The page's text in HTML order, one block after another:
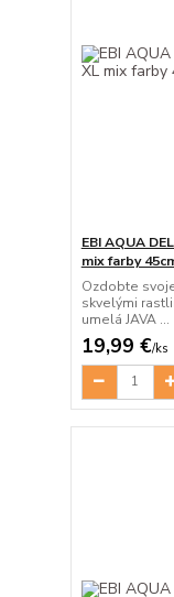
EBI AQUA
mix farby
Ozdobte
skvelými
umelá JAVA ...
19,99 €/ks